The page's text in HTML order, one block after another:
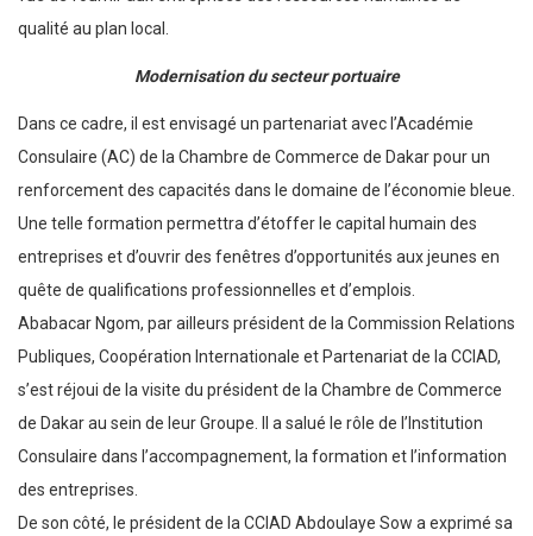
qualité au plan local.
Modernisation du secteur portuaire
Dans ce cadre, il est envisagé un partenariat avec l’Académie
Consulaire (AC) de la Chambre de Commerce de Dakar pour un
renforcement des capacités dans le domaine de l’économie bleue.
Une telle formation permettra d’étoffer le capital humain des
entreprises et d’ouvrir des fenêtres d’opportunités aux jeunes en
quête de qualifications professionnelles et d’emplois.
Ababacar Ngom, par ailleurs président de la Commission Relations
Publiques, Coopération Internationale et Partenariat de la CCIAD,
s’est réjoui de la visite du président de la Chambre de Commerce
de Dakar au sein de leur Groupe. Il a salué le rôle de l’Institution
Consulaire dans l’accompagnement, la formation et l’information
des entreprises.
De son côté, le président de la CCIAD Abdoulaye Sow a exprimé sa